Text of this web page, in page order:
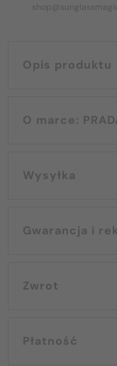
Opis produktu
O marce:
Wysyłka
Gwarancja i
Zwrot
Płatność